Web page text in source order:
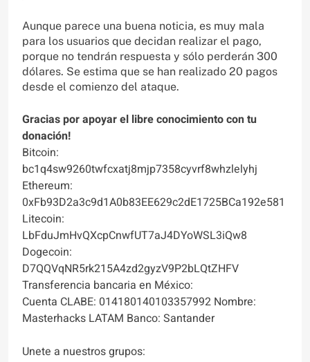
Aunque parece una buena noticia, es muy mala
para los usuarios que decidan realizar el pago,
porque no tendrán respuesta y sólo perderán 300
dólares. Se estima que se han realizado 20 pagos
desde el comienzo del ataque.
Gracias por apoyar el libre conocimiento con tu
donación!
Bitcoin:
bc1q4sw9260twfcxatj8mjp7358cyvrf8whzlelyhj
Ethereum:
0xFb93D2a3c9d1A0b83EE629c2dE1725BCa192e581
Litecoin:
LbFduJmHvQXcpCnwfUT7aJ4DYoWSL3iQw8
Dogecoin:
D7QQVqNR5rk215A4zd2gyzV9P2bLQtZHFV
Transferencia bancaria en México:
Cuenta CLABE: 014180140103357992 Nombre:
Masterhacks LATAM Banco: Santander
Unete a nuestros grupos: